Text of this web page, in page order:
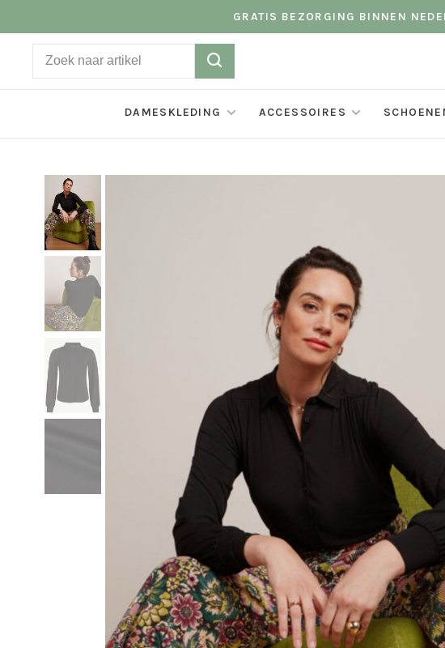
GRATIS BEZORGING BINNEN
DAMESKLEDING ACCESSOIRES